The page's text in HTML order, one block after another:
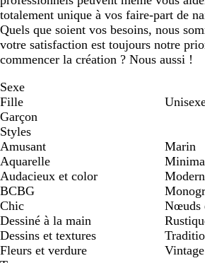
totalement unique à vos faire-part de
Quels que soient vos besoins, nous
votre satisfaction est toujours notre
commencer la création ? Nous aussi !
Sexe
Fille
Garçon
Styles
Amusant
Aquarelle
Audacieux et color
BCBG
Chic
Dessiné à la main
Dessins et textures
Fleurs et verdure
Marin
Nœuds
Vintage